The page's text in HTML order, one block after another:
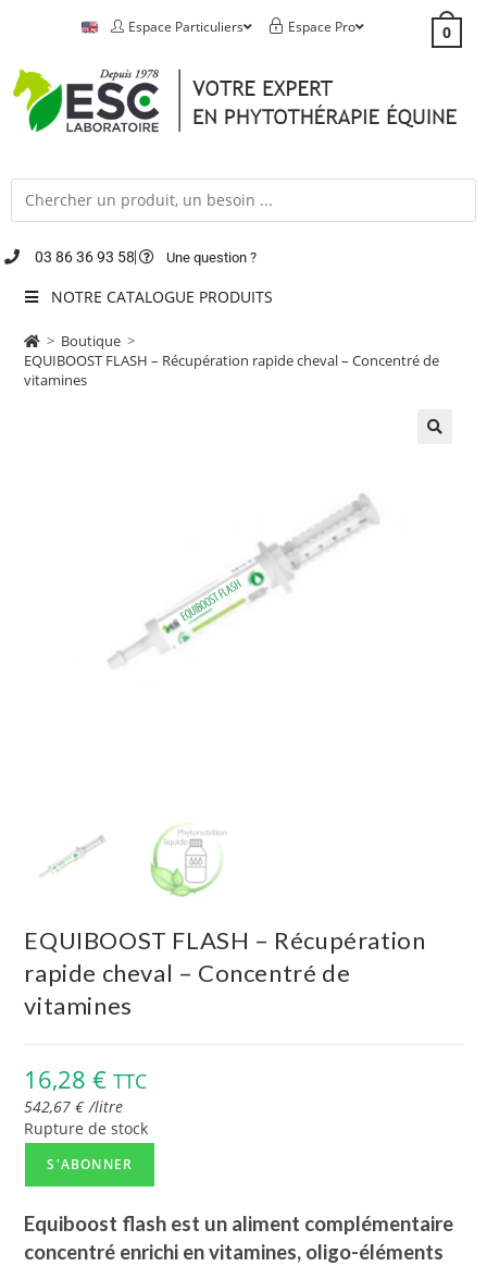
Espace Particuliers Espace Pro 0
03 86 36 93 58 Une question ?
NOTRE CATALOGUE PRODUITS
> Boutique >
EQUIBOOST FLASH – Récupération rapide cheval – Concentré de
vitamines
EQUIBOOST FLASH – Récupération
rapide cheval – Concentré de
vitamines
16,28€ TTC
542,67€ /litre
Rupture de stock
S'ABONNER
Equiboost flash est un aliment complémentaire
concentré enrichi en vitamines, oligo-éléments